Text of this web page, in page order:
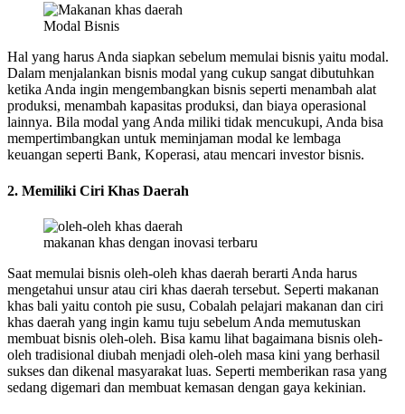
Modal Bisnis
Hal yang harus Anda siapkan sebelum memulai bisnis yaitu modal.
Dalam menjalankan bisnis modal yang cukup sangat dibutuhkan
ketika Anda ingin mengembangkan bisnis seperti menambah alat
produksi, menambah kapasitas produksi, dan biaya operasional
lainnya. Bila modal yang Anda miliki tidak mencukupi, Anda bisa
mempertimbangkan untuk meminjaman modal ke lembaga
keuangan seperti Bank, Koperasi, atau mencari investor bisnis.
2. Memiliki Ciri Khas Daerah
makanan khas dengan inovasi terbaru
Saat memulai bisnis oleh-oleh khas daerah berarti Anda harus
mengetahui unsur atau ciri khas daerah tersebut. Seperti makanan
khas bali yaitu contoh pie susu, Cobalah pelajari makanan dan ciri
khas daerah yang ingin kamu tuju sebelum Anda memutuskan
membuat bisnis oleh-oleh. Bisa kamu lihat bagaimana bisnis oleh-
oleh tradisional diubah menjadi oleh-oleh masa kini yang berhasil
sukses dan dikenal masyarakat luas. Seperti memberikan rasa yang
sedang digemari dan membuat kemasan dengan gaya kekinian.